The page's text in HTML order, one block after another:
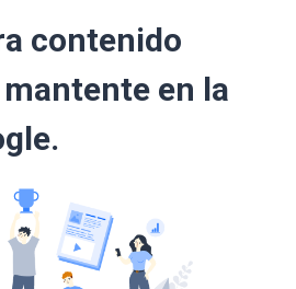
contenido
en la